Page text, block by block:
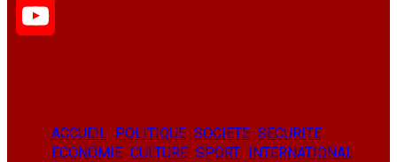
X
ACCUEIL POLITIQUE SOCIETE SECURITE
ECONOMIE CULTURE SPORT INTERNATIONAL